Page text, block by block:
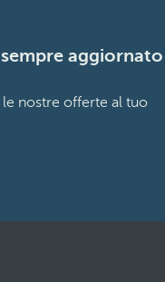
aggiornato
nostre offerte al tuo